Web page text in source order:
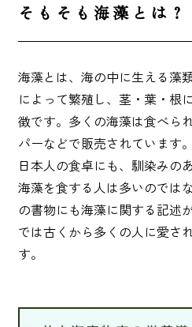
お麩 複数素材
麺類
そもそも海藻とは？
海藻とは、海の中に生える藻
によって繁殖し、茎・葉・根
徴です。多くの海藻は食べら
パーなどで販売されています。
日本人の食卓にも、馴染みの
海藻を食する人は多いのでは
の書物にも海藻に関する記述
では古くから多くの人に愛さ
す。